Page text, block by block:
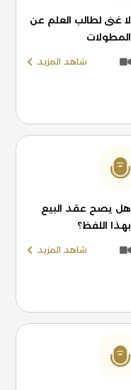
لا غنى لطالب العلم عن
المطولات
شاهد المزيد
هل يصح عقد البيع
بهذا اللفظ؟
شاهد المزيد